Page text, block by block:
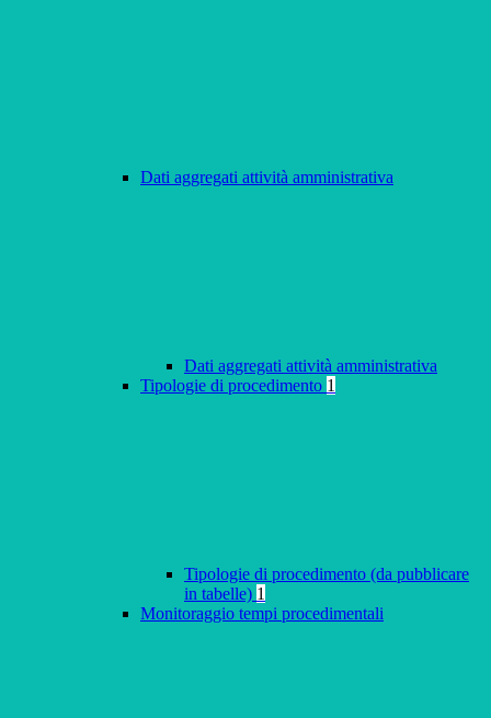
Dati aggregati attività amministrativa
Dati aggregati attività amministrativa
Tipologie di procedimento 1
Tipologie di procedimento (da pubblicare
in tabelle) 1
Monitoraggio tempi procedimentali